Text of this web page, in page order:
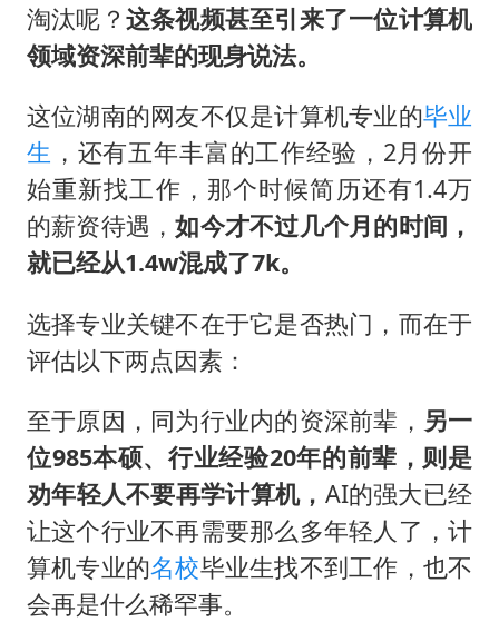
淘汰呢？ 这条视频甚至引来了一位计算机
领域资深前辈的现身说法。
这位湖南的网友不仅是计算机专业的毕业
生 ，还有五年丰富的工作经验，2月份开
始重新找工作，那个时候简历还有1.4万
的薪资待遇，如今才不过几个月的时间，
就已经从1.4w混成了7k。
选择专业关键不在于它是否热门，而在于
评估以下两点因素：
至于原因，同为行业内的资深前辈， 另一
位985本硕、行业经验20年的前辈，则是
劝年轻人不要再学计算机， AI的强大已经
让这个行业不再需要那么多年轻人了，计
算机专业的名校毕业生找不到工作，也不
会再是什么稀罕事。